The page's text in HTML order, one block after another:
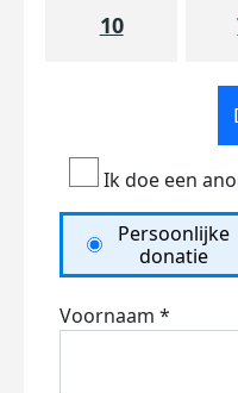
10
Ik doe een
Persoonlijke
donatie
Voornaam *